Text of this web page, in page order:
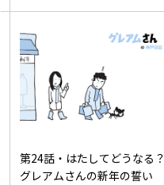
第24話・はたしてどうなる？
グレアムさんの新年の誓い